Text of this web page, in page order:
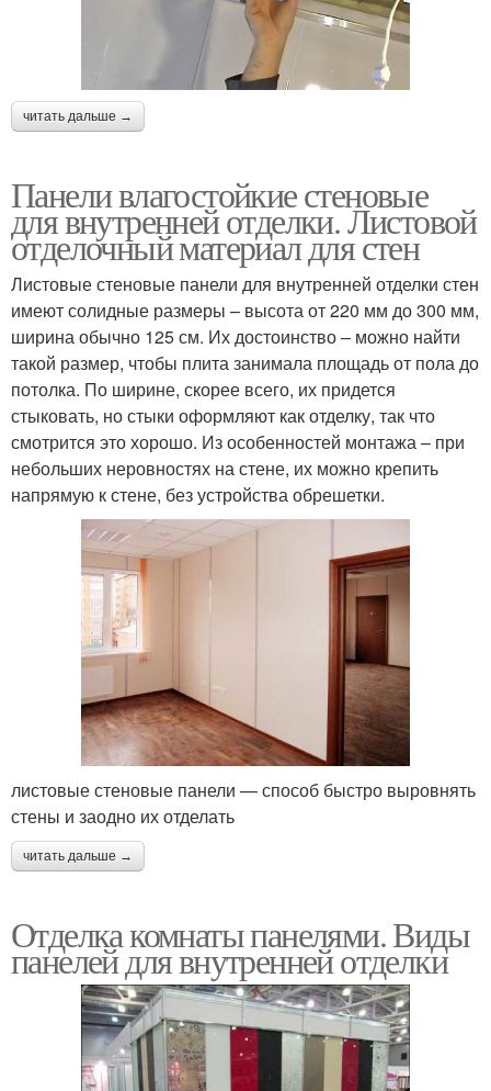
читать дальше →
Панели влагостойкие стеновые
для внутренней отделки. Листовой
отделочный материал для стен
Листовые стеновые панели для внутренней отделки стен
имеют солидные размеры – высота от 220 мм до 300 мм,
ширина обычно 125 см. Их достоинство – можно найти
такой размер, чтобы плита занимала площадь от пола до
потолка. По ширине, скорее всего, их придется
стыковать, но стыки оформляют как отделку, так что
смотрится это хорошо. Из особенностей монтажа – при
небольших неровностях на стене, их можно крепить
напрямую к стене, без устройства обрешетки.
листовые стеновые панели — способ быстро выровнять
стены и заодно их отделать
читать дальше →
Отделка комнаты панелями. Виды
панелей для внутренней отделки